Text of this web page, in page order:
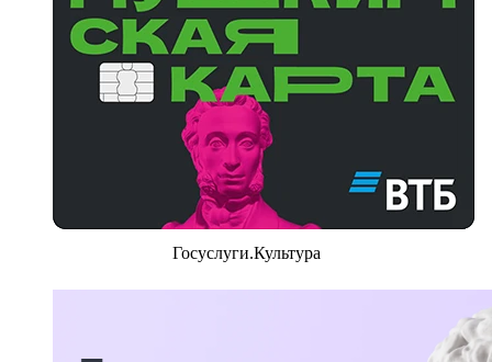
Госуслуги.Культура